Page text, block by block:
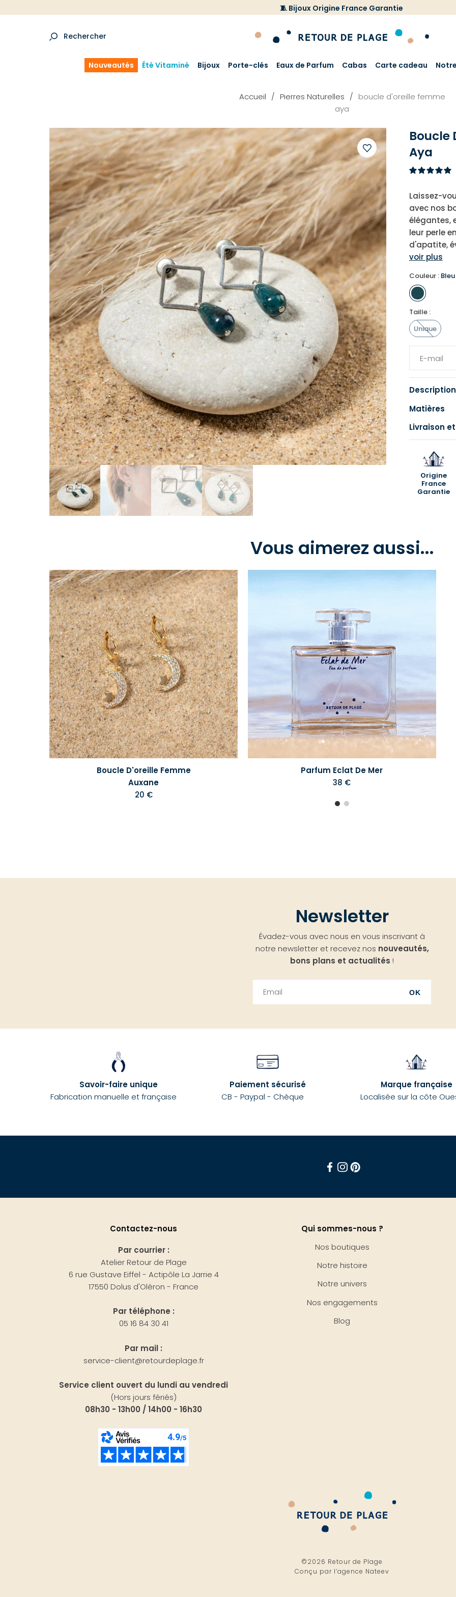
🧵 Bijoux Origine France Garantie
Rechercher
Nouveautés Été Vitaminé Bijoux Porte-clés Eaux de Parfum Cabas Carte cadeau
Accueil Pierres Naturelles
boucle d'oreille femme
aya
Ajouter
à
votre
liste
d'envies
Boucle
Aya
Laissez-
avec nos
élégantes,
leur perle
d'apatite,
voir plus
Couleur :
Taille :
Unique
Description
Matières
Livraison
Origine
France
Garantie
Vous aimerez aussi...
Boucle D'oreille Femme
Auxane
20 €
Parfum Eclat De Mer
38 €
Newsletter
Évadez-vous avec nous en vous inscrivant à
notre newsletter et recevez nos nouveautés,
bons plans et actualités !
OK
Savoir-faire unique
Fabrication manuelle et française
Paiement sécurisé
CB - Paypal - Chèque
Marque française
Localisée sur la côte
Contactez-nous
Par courrier :
Atelier Retour de Plage
6 rue Gustave Eiffel - Actipôle La Jarrie 4
17550 Dolus d'Oléron - France
Par téléphone :
05 16 84 30 41
Par mail :
service-client@retourdeplage.fr
Service client ouvert du lundi au vendredi
(Hors jours fériés)
08h30 - 13h00 / 14h00 - 16h30
Qui sommes-nous ?
Nos boutiques
Notre histoire
Notre univers
Nos engagements
Blog
©2026 Retour de Plage
Conçu par l’agence Nateev